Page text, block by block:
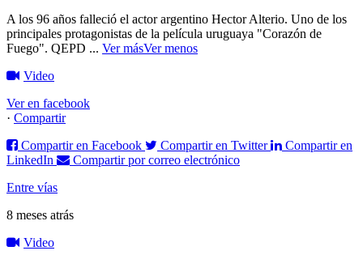
A los 96 años falleció el actor argentino Hector Alterio. Uno de los
principales protagonistas de la película uruguaya "Corazón de
Fuego". QEPD ... Ver másVer menos
Video
Ver en facebook
· Compartir
Compartir en Facebook
Compartir en Twitter
Compartir en
LinkedIn
Compartir por correo electrónico
Entre vías
8 meses atrás
Video